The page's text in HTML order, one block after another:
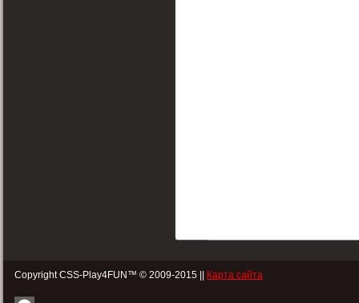
Copyright CSS-Play4FUN™ © 2009-2015 || Карта сайта